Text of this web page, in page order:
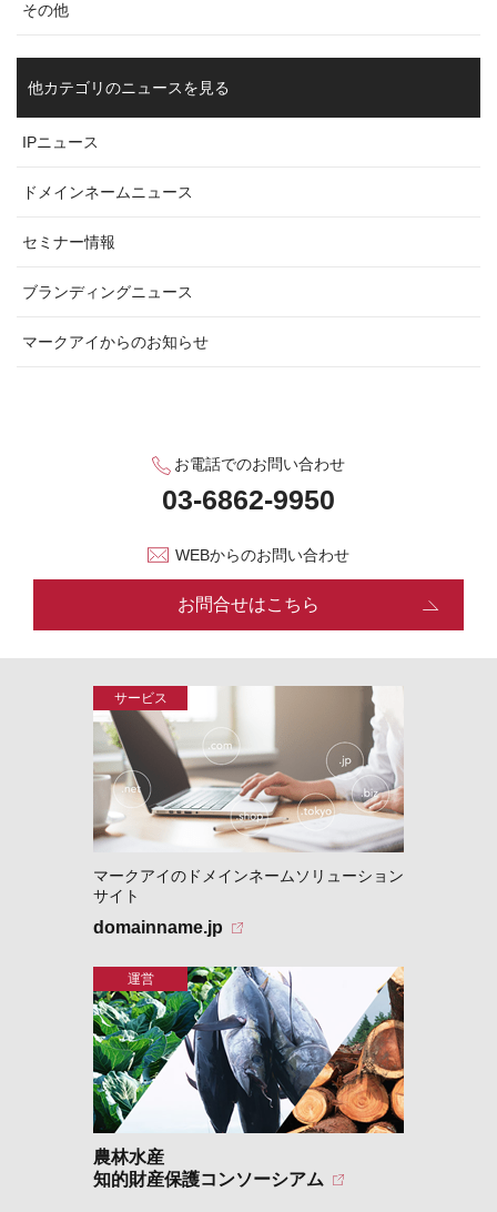
その他
他カテゴリのニュースを見る
IPニュース
ドメインネームニュース
セミナー情報
ブランディングニュース
マークアイからのお知らせ
お電話でのお問い合わせ
WEBからのお問い合わせ
お問合せはこちら
マークアイのドメインネームソリューション
サイト
domainname.jp
農林水産
知的財産保護コンソーシアム